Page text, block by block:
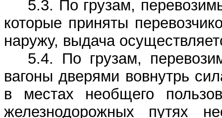
5.3. По грузам,
которые приняты
наружу, выдача
5.4. По грузам,
вагоны дверями вовнутрь
в местах необщего
железнодорожных путях